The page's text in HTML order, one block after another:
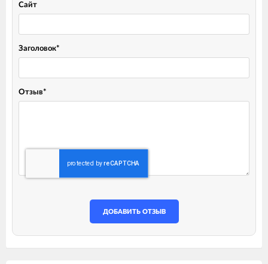
Сайт
Заголовок*
Отзыв*
ДОБАВИТЬ ОТЗЫВ